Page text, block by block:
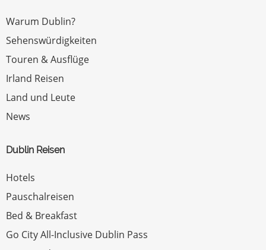
Warum Dublin?
Sehenswürdigkeiten
Touren & Ausflüge
Irland Reisen
Land und Leute
News
Dublin Reisen
Hotels
Pauschalreisen
Bed & Breakfast
Go City All-Inclusive Dublin Pass